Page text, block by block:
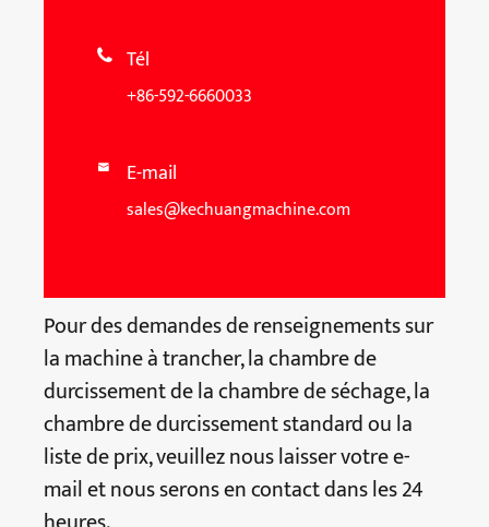
 Tél
+86-592-6660033
 E-mail
sales@kechuangmachine.com
Pour des demandes de renseignements sur
la machine à trancher, la chambre de
durcissement de la chambre de séchage, la
chambre de durcissement standard ou la
liste de prix, veuillez nous laisser votre e-
mail et nous serons en contact dans les 24